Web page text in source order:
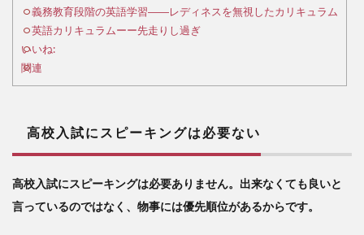
ーキ
ング
要な
い
務教
育段
英語
学習
義務教育段階の英語学習――レディネスを無視したカリキュラム
英語カリキュラムーー先走りし過ぎ
いいね:
関連
高校入試にスピーキングは必要ない
高校入試にスピーキングは必要ありません。出来なくても良いと
言っているのではなく、物事には優先順位があるからです。